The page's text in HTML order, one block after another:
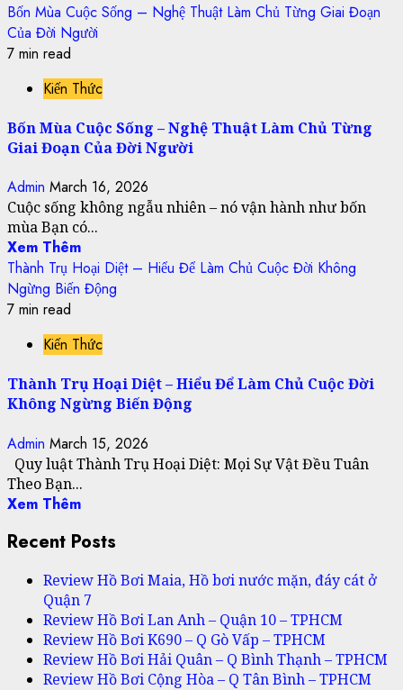
Bốn Mùa Cuộc Sống – Nghệ Thuật Làm Chủ Từng Giai Đoạn
Của Đời Người
7 min read
Kiến Thức
Bốn Mùa Cuộc Sống – Nghệ Thuật Làm Chủ Từng
Giai Đoạn Của Đời Người
Admin March 16, 2026
Cuộc sống không ngẫu nhiên – nó vận hành như bốn
mùa Bạn có...
Xem Thêm
Thành Trụ Hoại Diệt – Hiểu Để Làm Chủ Cuộc Đời Không
Ngừng Biến Động
7 min read
Kiến Thức
Thành Trụ Hoại Diệt – Hiểu Để Làm Chủ Cuộc Đời
Không Ngừng Biến Động
Admin March 15, 2026
Quy luật Thành Trụ Hoại Diệt: Mọi Sự Vật Đều Tuân
Theo Bạn...
Xem Thêm
Recent Posts
Review Hồ Bơi Maia, Hồ bơi nước mặn, đáy cát ở
Quận 7
Review Hồ Bơi Lan Anh – Quận 10 – TPHCM
Review Hồ Bơi K690 – Q Gò Vấp – TPHCM
Review Hồ Bơi Hải Quân – Q Bình Thạnh – TPHCM
Review Hồ Bơi Cộng Hòa – Q Tân Bình – TPHCM